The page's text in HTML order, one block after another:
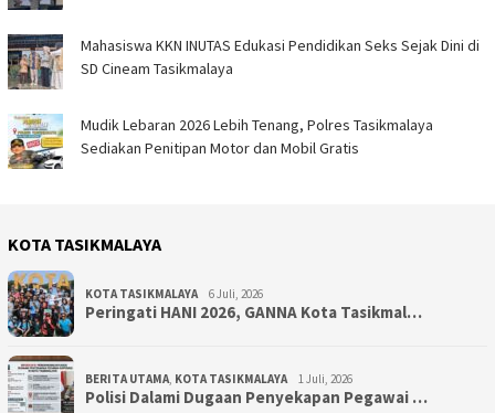
Mahasiswa KKN INUTAS Edukasi Pendidikan Seks Sejak Dini di
SD Cineam Tasikmalaya
Mudik Lebaran 2026 Lebih Tenang, Polres Tasikmalaya
Sediakan Penitipan Motor dan Mobil Gratis
KOTA TASIKMALAYA
KOTA TASIKMALAYA 6 Juli, 2026
Peringati HANI 2026, GANNA Kota Tasikmal…
BERITA UTAMA KOTA TASIKMALAYA 1 Juli, 2026
Polisi Dalami Dugaan Penyekapan Pegawai …